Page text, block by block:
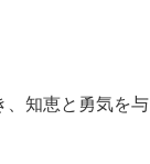
、知恵と勇気を与